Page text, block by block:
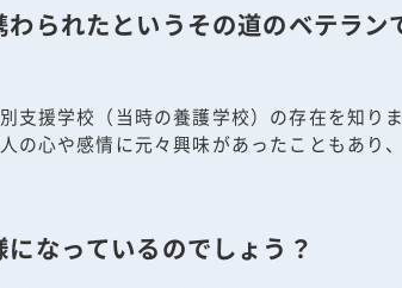
られたというその道のベテラ
援学校（当時の養護学校）の存在を知り
の心や感情に元々興味があったこともあ
なっているのでしょう？